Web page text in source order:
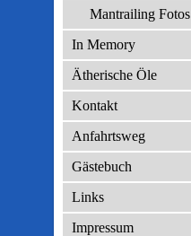
Mantrailing Fotos
In Memory
Ätherische Öle
Kontakt
Anfahrtsweg
Gästebuch
Links
Impressum